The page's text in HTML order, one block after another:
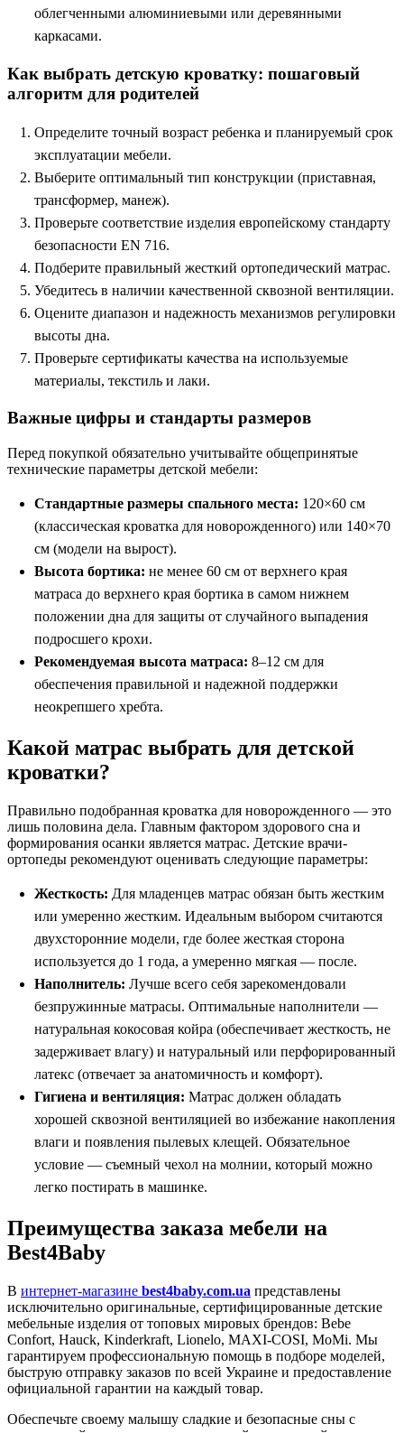
облегченными алюминиевыми или деревянными
каркасами.
Как выбрать детскую кроватку: пошаговый
алгоритм для родителей
Определите точный возраст ребенка и планируемый срок
эксплуатации мебели.
Выберите оптимальный тип конструкции (приставная,
трансформер, манеж).
Проверьте соответствие изделия европейскому стандарту
безопасности EN 716.
Подберите правильный жесткий ортопедический матрас.
Убедитесь в наличии качественной сквозной вентиляции.
Оцените диапазон и надежность механизмов регулировки
высоты дна.
Проверьте сертификаты качества на используемые
материалы, текстиль и лаки.
Важные цифры и стандарты размеров
Перед покупкой обязательно учитывайте общепринятые
технические параметры детской мебели:
Стандартные размеры спального места: 120×60 см
(классическая кроватка для новорожденного) или 140×70
см (модели на вырост).
Высота бортика: не менее 60 см от верхнего края
матраса до верхнего края бортика в самом нижнем
положении дна для защиты от случайного выпадения
подросшего крохи.
Рекомендуемая высота матраса: 8–12 см для
обеспечения правильной и надежной поддержки
неокрепшего хребта.
Какой матрас выбрать для детской
кроватки?
Правильно подобранная кроватка для новорожденного — это
лишь половина дела. Главным фактором здорового сна и
формирования осанки является матрас. Детские врачи-
ортопеды рекомендуют оценивать следующие параметры:
Жесткость: Для младенцев матрас обязан быть жестким
или умеренно жестким. Идеальным выбором считаются
двухсторонние модели, где более жесткая сторона
используется до 1 года, а умеренно мягкая — после.
Наполнитель: Лучше всего себя зарекомендовали
безпружинные матрасы. Оптимальные наполнители —
натуральная кокосовая койра (обеспечивает жесткость, не
задерживает влагу) и натуральный или перфорированный
латекс (отвечает за анатомичность и комфорт).
Гигиена и вентиляция: Матрас должен обладать
хорошей сквозной вентиляцией во избежание накопления
влаги и появления пылевых клещей. Обязательное
условие — съемный чехол на молнии, который можно
легко постирать в машинке.
Преимущества заказа мебели на
Best4Baby
В интернет-магазине best4baby.com.ua представлены
исключительно оригинальные, сертифицированные детские
мебельные изделия от топовых мировых брендов: Bebe
Confort, Hauck, Kinderkraft, Lionelo, MAXI-COSI, MoMi. Мы
гарантируем профессиональную помощь в подборе моделей,
быструю отправку заказов по всей Украине и предоставление
официальной гарантии на каждый товар.
Обеспечьте своему малышу сладкие и безопасные сны с